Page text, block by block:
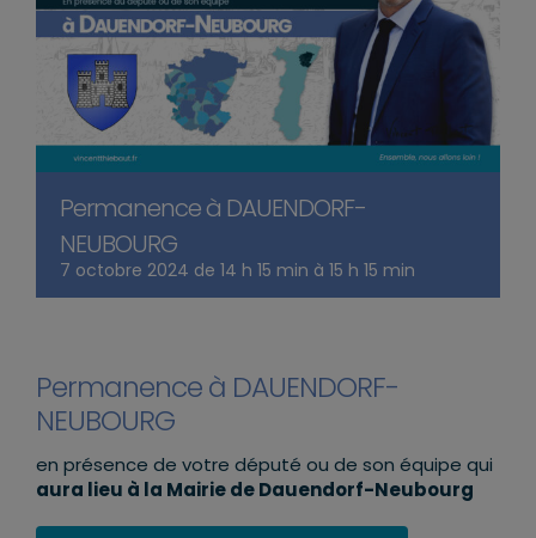
Permanence à DAUENDORF-
NEUBOURG
7 octobre 2024 de 14 h 15 min à 15 h 15 min
Permanence à DAUENDORF-
NEUBOURG
en présence de votre député ou de son équipe qui
aura lieu à la Mairie de Dauendorf-Neubourg